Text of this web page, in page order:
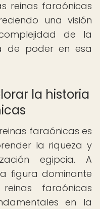
reinas faraónicas
una visión
de la
de poder en esa
la historia
faraónicas es
la riqueza y
egipcia. A
figura dominante
faraónicas
en la